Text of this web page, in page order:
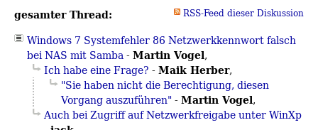
gesamter Thread: RSS-Feed dieser Diskussion
Windows 7 Systemfehler 86 Netzwerkkennwort falsch
bei NAS mit Samba- Martin Vogel,
Ich habe eine Frage? - Maik Herber,
"Sie haben nicht die Berechtigung, diesen
Vorgang auszuführen" - Martin Vogel,
Auch bei Zugriff auf Netzwerkfreigabe unter WinXp